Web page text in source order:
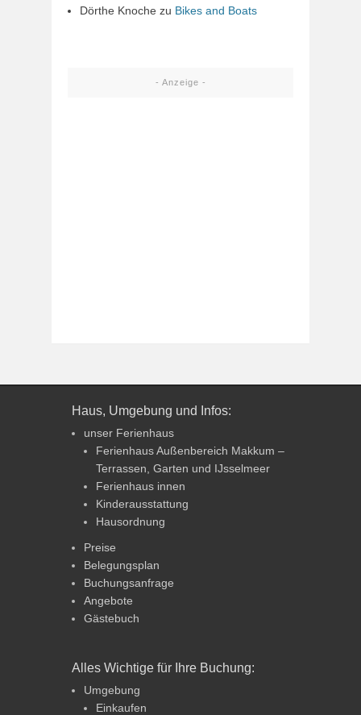
Dörthe Knoche zu Bikes and Boats
- Anzeige -
Haus, Umgebung und Infos:
unser Ferienhaus
Ferienhaus Außenbereich Makkum –
Terrassen, Garten und IJsselmeer
Ferienhaus innen
Kinderausstattung
Hausordnung
Preise
Belegungsplan
Buchungsanfrage
Angebote
Gästebuch
Alles Wichtige für Ihre Buchung:
Umgebung
Einkaufen